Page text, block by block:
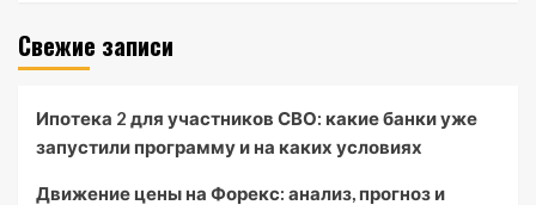
Свежие записи
Ипотека 2 для участников СВО: какие банки уже
запустили программу и на каких условиях
Движение цены на Форекс: анализ, прогноз и